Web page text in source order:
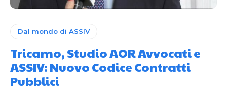
Dal mondo di ASSIV
Tricamo, Studio AOR Avvocati e
ASSIV: Nuovo Codice Contratti
Pubblici